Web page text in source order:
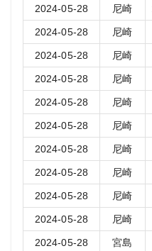
2024-05-28 尼崎
2024-05-28 尼崎
2024-05-28 尼崎
2024-05-28 尼崎
2024-05-28 尼崎
2024-05-28 尼崎
2024-05-28 尼崎
2024-05-28 尼崎
2024-05-28 尼崎
2024-05-28 尼崎
2024-05-28 宮島